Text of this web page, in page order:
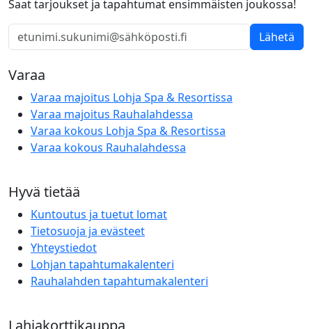
Saat tarjoukset ja tapahtumat ensimmäisten joukossa!
Lähetä
Varaa
Varaa majoitus Lohja Spa & Resortissa
Varaa majoitus Rauhalahdessa
Varaa kokous Lohja Spa & Resortissa
Varaa kokous Rauhalahdessa
Hyvä tietää
Kuntoutus ja tuetut lomat
Tietosuoja ja evästeet
Yhteystiedot
Lohjan tapahtumakalenteri
Rauhalahden tapahtumakalenteri
Lahjakorttikauppa